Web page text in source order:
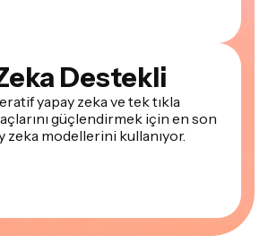
Destekli
yapay zeka ve tek tıkla
güçlendirmek için en son
zeka modellerini kullanıyor.